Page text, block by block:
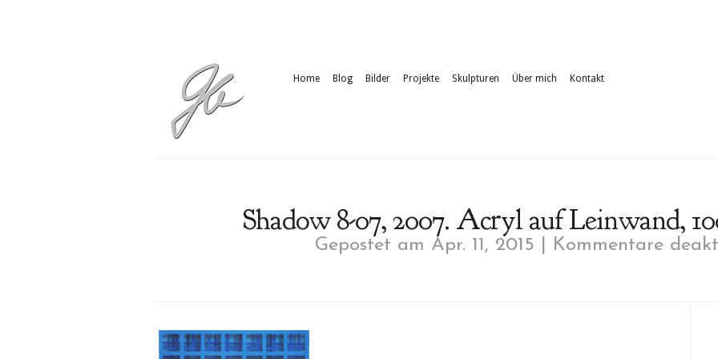
Home Blog Bilder Projekte Skulpturen Über mich Kontakt
Shadow 8-07, 2007. Acryl auf Leinwand,
Gepostet am Apr. 11, 2015 | Kommentare